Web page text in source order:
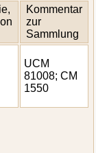
Kommentar
zur
Sammlung
UCM
81008; CM
1550